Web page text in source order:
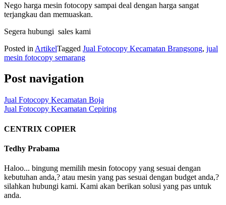
Nego harga mesin fotocopy sampai deal dengan harga sangat
terjangkau dan memuaskan.
Segera hubungi sales kami
Posted in ArtikelTagged Jual Fotocopy Kecamatan Brangsong, jual
mesin fotocopy semarang
Post navigation
Jual Fotocopy Kecamatan Boja
Jual Fotocopy Kecamatan Cepiring
CENTRIX COPIER
Tedhy Prabama
Haloo... bingung memilih mesin fotocopy yang sesuai dengan
kebutuhan anda,? atau mesin yang pas sesuai dengan budget anda,?
silahkan hubungi kami. Kami akan berikan solusi yang pas untuk
anda.